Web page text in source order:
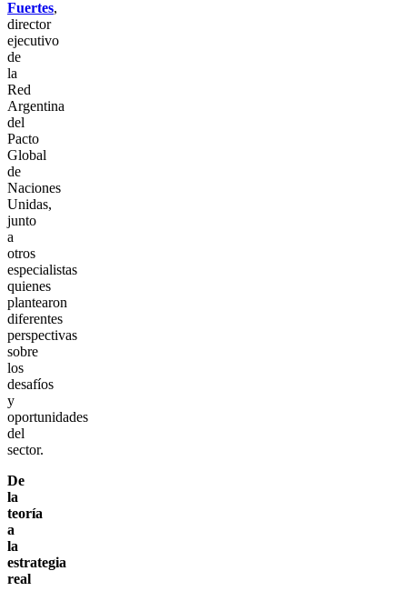
Fuertes,
director
ejecutivo
de
la
Red
Argentina
del
Pacto
Global
de
Naciones
Unidas,
junto
a
otros
especialistas
quienes
plantearon
diferentes
perspectivas
sobre
los
desafíos
y
oportunidades
del
sector.
De
la
teoría
a
la
estrategia
real